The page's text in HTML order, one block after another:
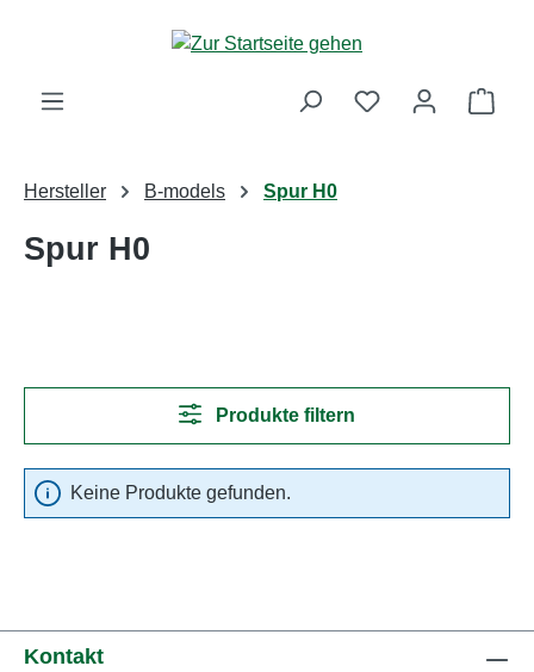
Zum Hauptinhalt springen
Hersteller B-models Spur H0
Spur H0
Produkte filtern
Keine Produkte gefunden.
Kontakt